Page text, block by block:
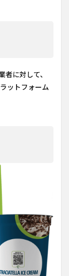
に対して、
ットフォーム